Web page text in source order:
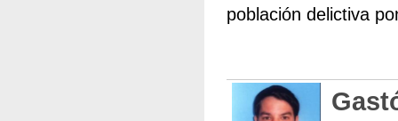
población delictiva